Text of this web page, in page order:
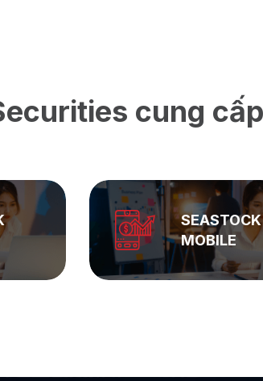
cung cấp
ASEAN
PRIVATE